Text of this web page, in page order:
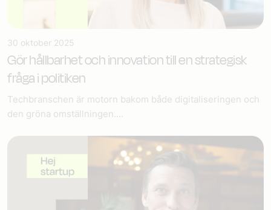
30 oktober 2025
Gör hållbarhet och innovation till en strategisk
fråga i politiken
Techbranschen är motorn bakom både digitaliseringen och
den gröna omställningen....